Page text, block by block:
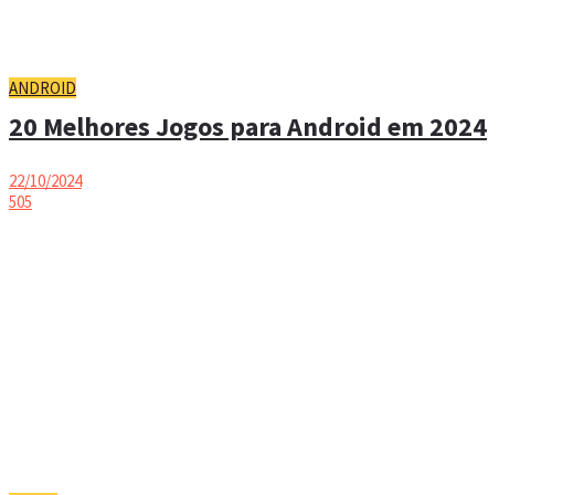
ANDROID
20 Melhores Jogos para Android em 2024
22/10/2024
505